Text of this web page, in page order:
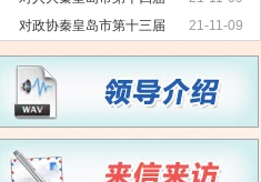
人民代表大会第五次会议第37号建议
的答复(1)
21-11-09
对政协秦皇岛市第十三届
委员会第五次会议第135239号提案的
答复(1)